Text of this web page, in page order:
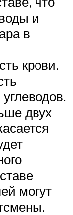
и
в
крови.
двух
могут